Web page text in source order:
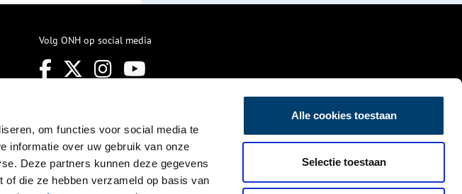
om functies voor social media te
informatie over uw gebruik van onze
Deze partners kunnen deze gegevens
die ze hebben verzameld op basis van
Alle cookies toestaan
Selectie toestaan
Volg ONH op social media